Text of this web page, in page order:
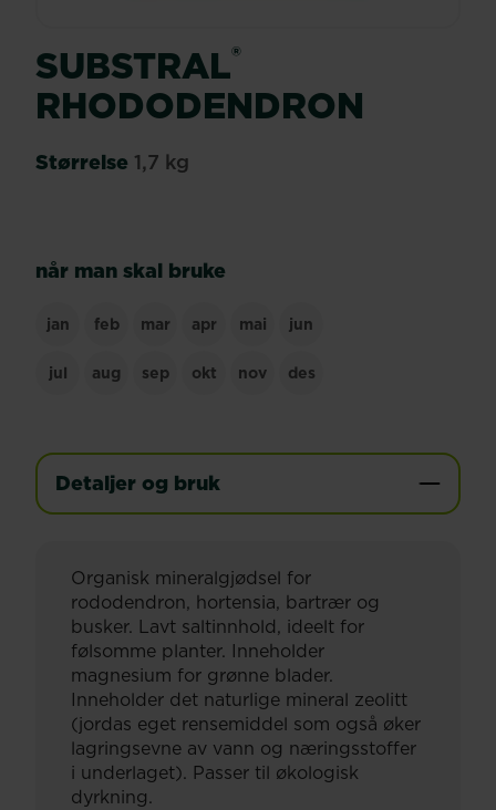
SUBSTRAL®
RHODODENDRON
Størrelse 1,7 kg
når man skal bruke
jan feb mar apr mai jun
jul aug sep okt nov des
Detaljer og bruk
Organisk mineralgjødsel for
rododendron, hortensia, bartrær og
busker. Lavt saltinnhold, ideelt for
følsomme planter. Inneholder
magnesium for grønne blader.
Inneholder det naturlige mineral zeolitt
(jordas eget rensemiddel som også øker
lagringsevne av vann og næringsstoffer
i underlaget). Passer til økologisk
dyrkning.